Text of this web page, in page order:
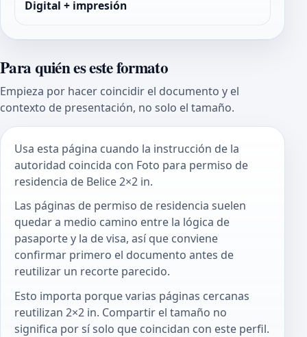
Digital + impresión
Para quién es este formato
Empieza por hacer coincidir el documento y el
contexto de presentación, no solo el tamaño.
Usa esta página cuando la instrucción de la
autoridad coincida con Foto para permiso de
residencia de Belice 2×2 in.
Las páginas de permiso de residencia suelen
quedar a medio camino entre la lógica de
pasaporte y la de visa, así que conviene
confirmar primero el documento antes de
reutilizar un recorte parecido.
Esto importa porque varias páginas cercanas
reutilizan 2×2 in. Compartir el tamaño no
significa por sí solo que coincidan con este perfil.